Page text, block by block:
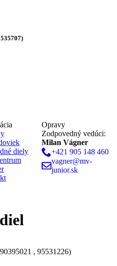
diely
Opravy
Zodpovedný vedúci:
Milan Vágner
+421 905 148 460
vagner@mv-
junior.sk
, 95531226)